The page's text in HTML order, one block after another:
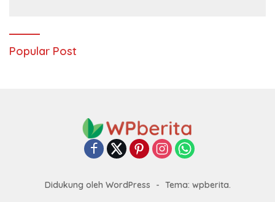
Popular Post
Didukung oleh WordPress - Tema: wpberita.